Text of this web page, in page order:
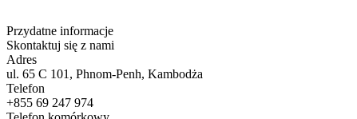
Przydatne informacje
Skontaktuj się z nami
Adres
ul. 65 C 101, Phnom-Penh, Kambodża
Telefon
+855 69 247 974